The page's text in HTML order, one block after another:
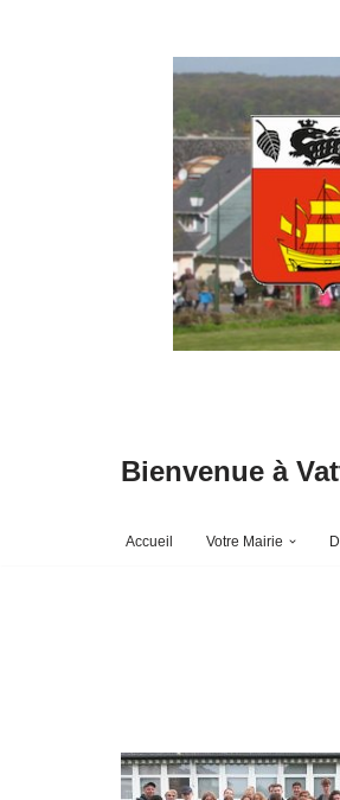
Bienvenue à
Accueil Votre Mairie